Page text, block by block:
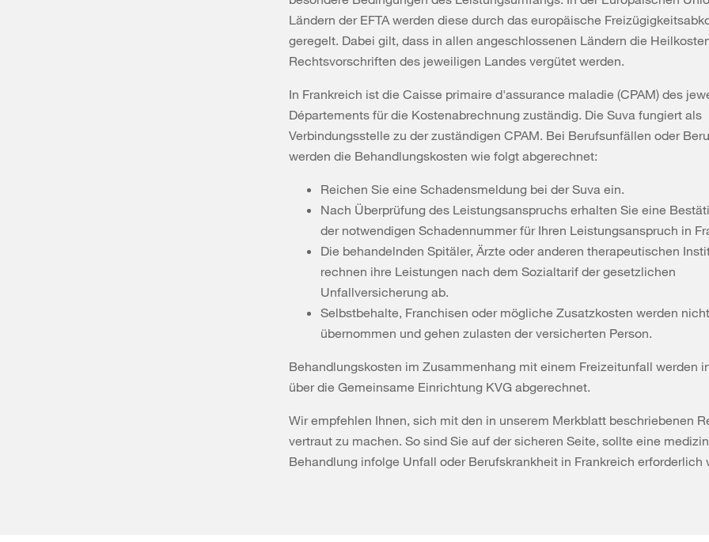
Ländern der EFTA werden diese durch das europäische
geregelt. Dabei gilt, dass in allen angeschlossenen Ländern die
Rechtsvorschriften des jeweiligen Landes vergütet werden.
In Frankreich ist die Caisse primaire d'assurance maladie (CPAM) des
Départements für die Kostenabrechnung zuständig. Die Suva fungiert als
Verbindungsstelle zu der zuständigen CPAM. Bei Berufsunfällen oder
werden die Behandlungskosten wie folgt abgerechnet:
Reichen Sie eine Schadensmeldung bei der Suva ein.
Nach Überprüfung des Leistungsanspruchs erhalten Sie eine
der notwendigen Schadennummer für Ihren Leistungsanspruch in
Die behandelnden Spitäler, Ärzte oder anderen therapeutischen
rechnen ihre Leistungen nach dem Sozialtarif der gesetzlichen
Unfallversicherung ab.
Selbstbehalte, Franchisen oder mögliche Zusatzkosten werden nicht
übernommen und gehen zulasten der versicherten Person.
Behandlungskosten im Zusammenhang mit einem Freizeitunfall werden
über die Gemeinsame Einrichtung KVG abgerechnet.
Wir empfehlen Ihnen, sich mit den in unserem Merkblatt beschriebenen
vertraut zu machen. So sind Sie auf der sicheren Seite, sollte eine
Behandlung infolge Unfall oder Berufskrankheit in Frankreich erforderlich